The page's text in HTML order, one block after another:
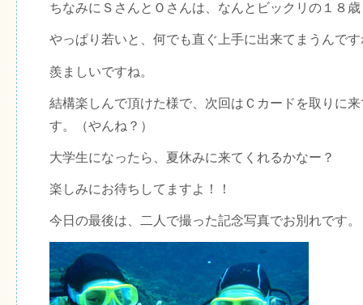
ちなみにＳさんとＯさんは、なんとビックリの１８
やっぱり若いと、何でも直ぐ上手に出来てまうんで
羨ましいですね。
結構楽しんで頂けた様で、次回はＣカードを取りに
す。（やんね？）
大学生になったら、夏休みに来てくれるかなー？
楽しみにお待ちしてますよ！！
今日の最後は、二人で撮った記念写真でお別れです。